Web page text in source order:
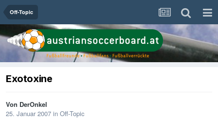
Off-Topic
Exotoxine
Von DerOnkel
25. Januar 2007 in Off-Topic